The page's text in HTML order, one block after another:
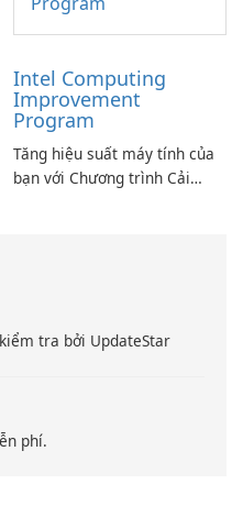
Intel Computing
Improvement
Program
Tăng hiệu suất máy tính của
bạn với Chương trình Cải
tra bởi UpdateStar
phí.